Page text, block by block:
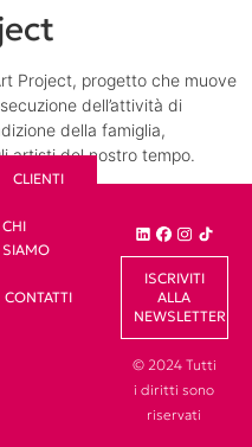
Project, progetto che muove
dell’attività di
della famiglia,
artisti del nostro tempo.
CLIENTI
CHI
SIAMO
CONTATTI
ISCRIVITI
ALLA
NEWSLETTER
© 2024 Tutti
i diritti sono
riservati